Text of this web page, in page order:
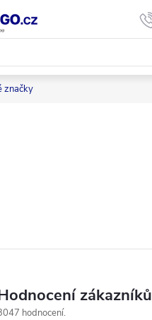
značky
zákazníků
hodnocení